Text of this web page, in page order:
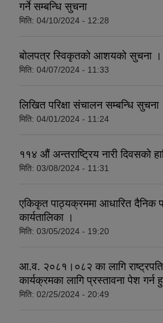
गर्ने सम्बन्धि सुचना
मिति: 04/10/2024 - 12:28
बोलपत्र स्विकृतको आशयको सुचना ।
मिति: 04/07/2024 - 11:33
लिखित परिक्षा संचालन सम्बन्धि सुचना
मिति: 04/01/2024 - 11:24
११४ औं अन्तराष्ट्रिय नारी दिवसको
मिति: 03/08/2024 - 11:31
एकिकृत पाठ्यक्रममा आधारित दैनिक
कार्यतालिका ।
मिति: 03/05/2024 - 19:20
आ.व. २०८१।०८२ का लागि
कार्यक्रमका लागि प्रस्तावना पेश गर्न
मिति: 02/25/2024 - 20:49